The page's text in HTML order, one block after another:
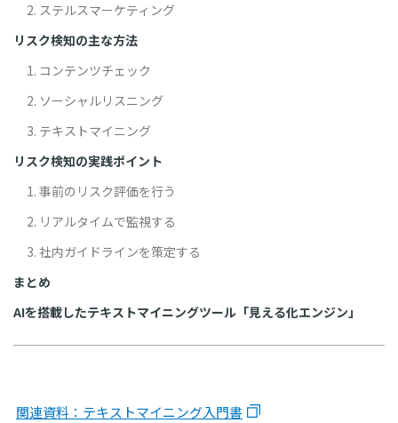
2. ステルスマーケティング
リスク検知の主な方法
1. コンテンツチェック
2. ソーシャルリスニング
3. テキストマイニング
リスク検知の実践ポイント
1. 事前のリスク評価を行う
2. リアルタイムで監視する
3. 社内ガイドラインを策定する
まとめ
AIを搭載したテキストマイニングツール「見える化エンジン」
関連資料：テキストマイニング入門書